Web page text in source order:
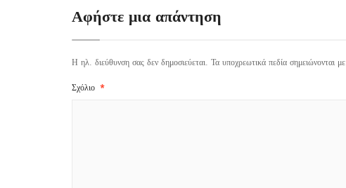
Αφήστε μια απάντηση
Η ηλ. διεύθυνση σας δεν δημοσιεύεται. Τα υποχρεωτικά πεδία σημειώνονται με
Σχόλιο *